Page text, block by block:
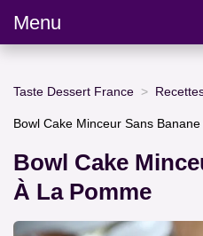
Menu
Taste Dessert France
Bowl Cake Minceur Sans
Bowl Cake
À La Pomme